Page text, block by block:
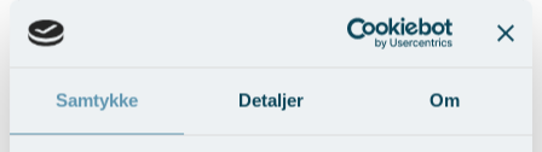
Samtykke Detaljer Om